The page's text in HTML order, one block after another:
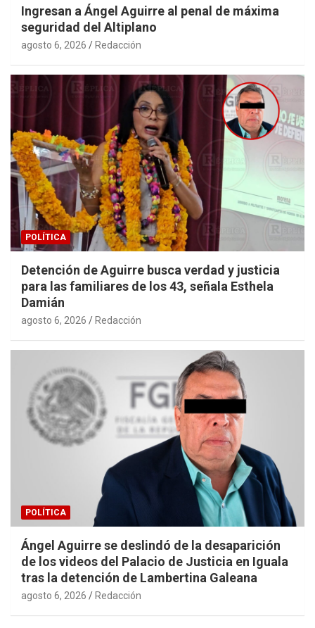
Ingresan a Ángel Aguirre al penal de máxima
seguridad del Altiplano
agosto 6, 2026 Redacción
POLÍTICA
Detención de Aguirre busca verdad y justicia
para las familiares de los 43, señala Esthela
Damián
agosto 6, 2026 Redacción
POLÍTICA
Ángel Aguirre se deslindó de la desaparición
de los videos del Palacio de Justicia en Iguala
tras la detención de Lambertina Galeana
agosto 6, 2026 Redacción